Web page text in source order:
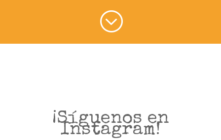
;
¡Síguenos en
Instagram!